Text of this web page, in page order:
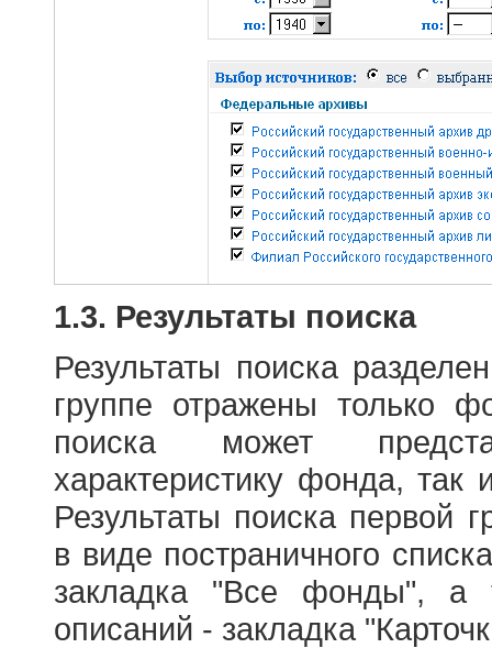
1.3. Результаты поиска
Результаты поиска
группе отражены только
поиска может
характеристику фонда,
Результаты поиска первой
в виде постраничного
закладка "Все фонды", а
описаний - закладка